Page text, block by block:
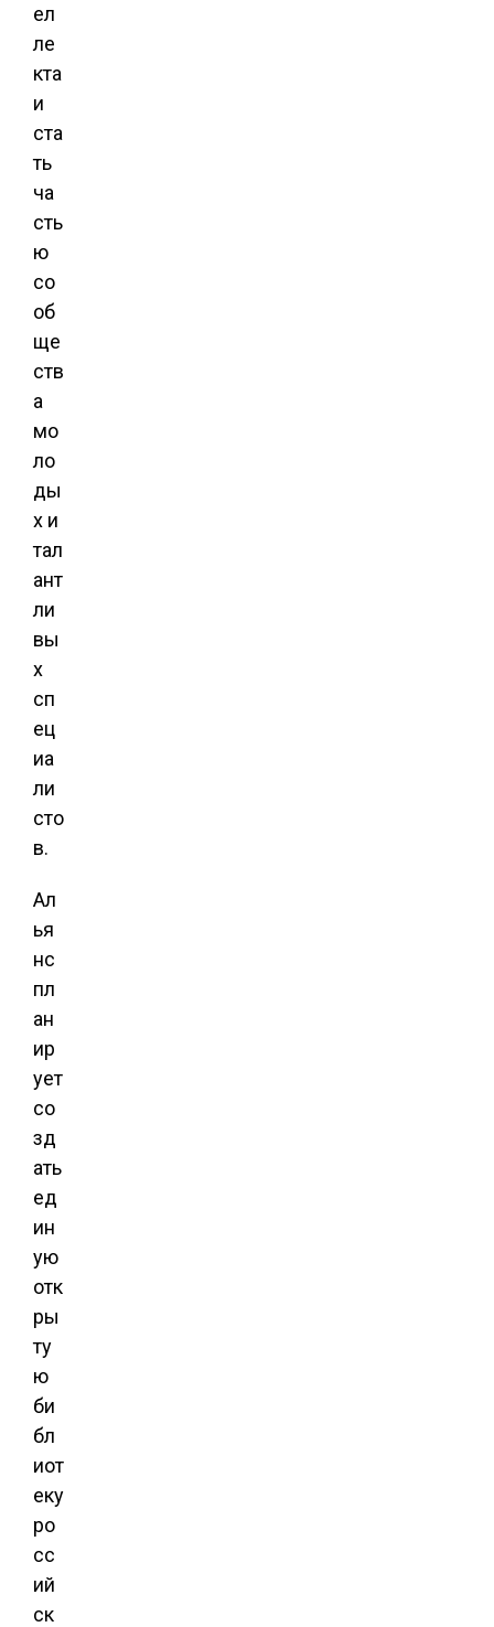
ел
ле
кта
и
ста
ть
ча
сть
ю
со
об
ще
ств
а
мо
ло
ды
х и
тал
ант
ли
вы
х
сп
ец
иа
ли
сто
в.
Ал
ья
нс
пл
ан
ир
ует
со
зд
ать
ед
ин
ую
отк
ры
ту
ю
би
бл
иот
еку
ро
сс
ий
ск